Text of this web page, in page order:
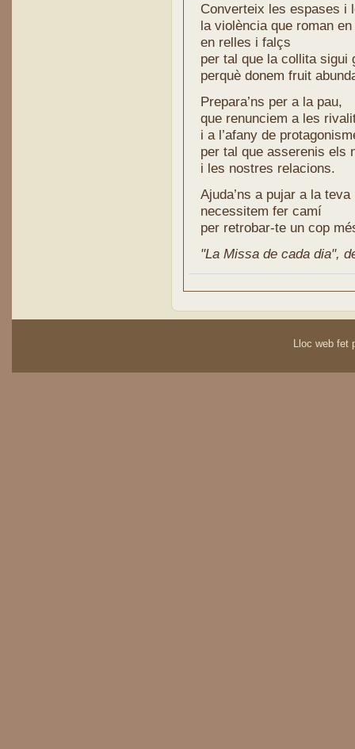
Converteix les espases i
la violència que roman
en relles i falçs
per tal que la collita sigui
perquè donem fruit
Prepara’ns per a la pau,
que renunciem a les
i a l’afany de
per tal que asserenis els
i les nostres relacions.
Ajuda’ns a pujar a la
necessitem fer camí
per retrobar-te un cop
"La Missa de cada dia",
Lloc web fet